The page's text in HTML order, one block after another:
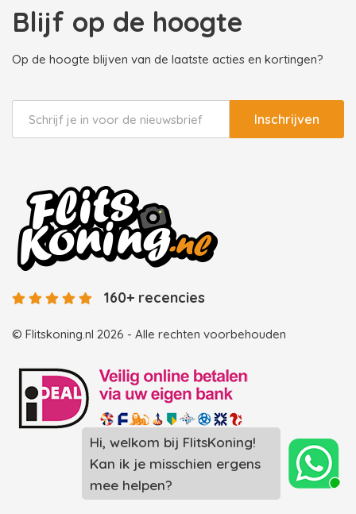
Hi, welkom bij FlitsKoning!
Kan ik je misschien ergens
mee helpen?
Blijf op de hoogte
Op de hoogte blijven van de laatste acties en kortingen?
Inschrijven
© Flitskoning.nl 2026 - Alle rechten voorbehouden
160+ recencies
Landingspagina overzicht photobooths
Landingspagina overzicht videobooths
Photobooth huren in Spijkenisse